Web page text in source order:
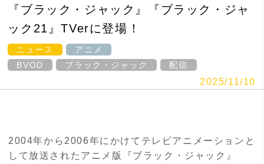
『ブラック・ジャック』『ブラック・ジャ
ック21』TVerに登場！
ニュース
アニメ
BVOD
ブラック・ジャック 配信
2025/11/10
2004年から2006年にかけてテレビアニメーションと
して放送されたアニメ版『ブラック・ジャック』